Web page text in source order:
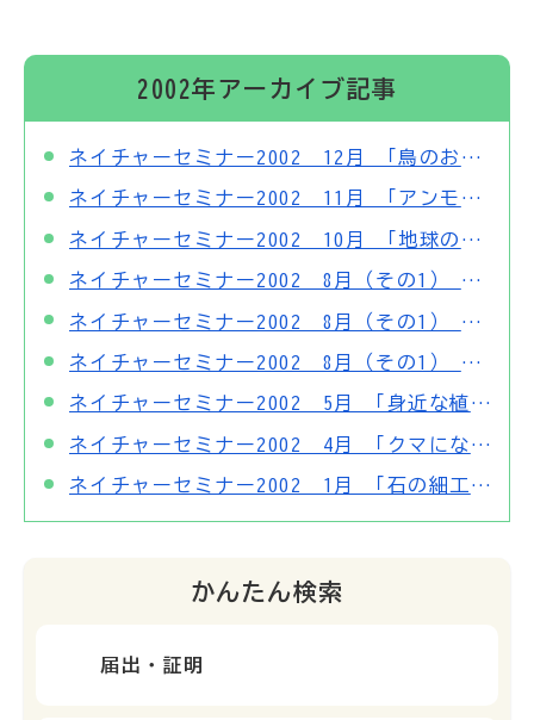
2002年アーカイブ記事
ネイチャーセミナー2002 12月 「鳥のおうちをかんさつしよう」
ネイチャーセミナー2002 11月 「アンモナイトをつくろう」
ネイチャーセミナー2002 10月 「地球の授業」
ネイチャーセミナー2002 8月（その1） 「森で過ごす一日」 ササ茶の作り方
ネイチャーセミナー2002 8月（その1） 「森で過ごす一日」 カリンバのつくりかた
ネイチャーセミナー2002 8月（その1） 「森で過ごす一日」
ネイチャーセミナー2002 5月 「身近な植物をかんさつしよう ～かんさつとおしばなつくり～」
ネイチャーセミナー2002 4月 「クマになって森を歩こう」
ネイチャーセミナー2002 1月 「石の細工～石でアクセサリーをつくろう～」
かんたん検索
届出・証明